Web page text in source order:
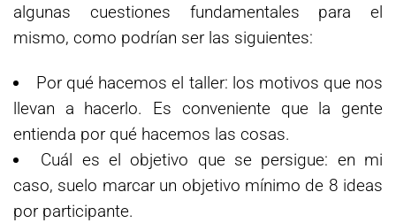
algunas cuestiones fundamentales para el
mismo, como podrían ser las siguientes:
Por qué hacemos el taller: los motivos que nos
llevan a hacerlo. Es conveniente que la gente
entienda por qué hacemos las cosas.
Cuál es el objetivo que se persigue: en mi
caso, suelo marcar un objetivo mínimo de 8 ideas
por participante.